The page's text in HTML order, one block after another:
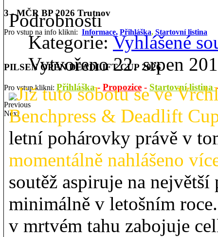
3 - MČR BP 2026 Trutnov
Pro vstup na info klikni: Informace, Přihláška, Startovní listina
PILSEN OPEN DEADLIFT CUP 2026
Pro vstup klikni: Přihláška- Propozice - Startovní listina
Previous
Next
Podrobnosti
Kategorie:Vyhlášené
Vytvořeno 22. srpen
Již tuto sobotu se ve
Benchpress & Deadlift
letní pohárovky právě v
momentálně nahlášeno
soutěž aspiruje na
minimálně v letošním
v mrtvém tahu zabojuje